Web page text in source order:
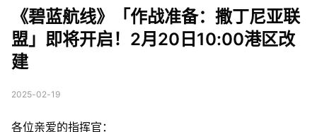
0港区改建
《碧蓝航线》「作战准备：撒丁尼亚联
盟」即将开启！2月20日10:00港区改
建
2025-02-19
各位亲爱的指挥官：